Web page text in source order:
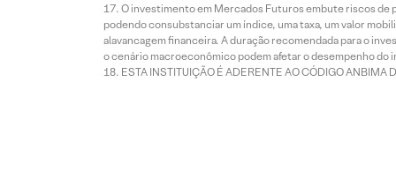
O investimento em Mercados Futuros embute riscos
podendo consubstanciar um índice, uma taxa, um valor
alavancagem financeira. A duração recomendada para o
o cenário macroeconômico podem afetar o desempenho do
ESTA INSTITUIÇÃO É ADERENTE AO CÓDIGO ANBIMA